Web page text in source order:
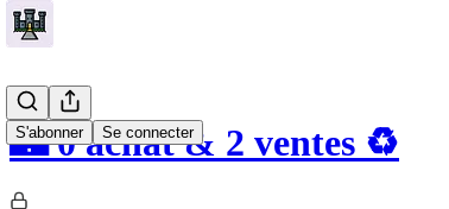
S'abonner Se connecter
🏰 0 achat & 2 ventes ♻️